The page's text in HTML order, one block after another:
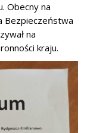
Obecny na
Bezpieczeństwa
na
kraju.